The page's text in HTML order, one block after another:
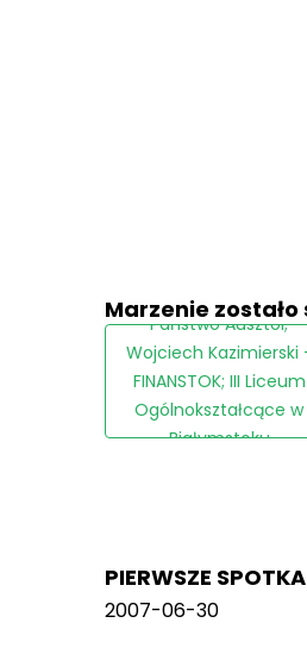
Marzenie
Państwo Ausztol;
Wojciech Kazimierski
FINANSTOK; III Liceum
Ogólnokształcące w
Białymstoku
PIERWSZE
2007-06-30